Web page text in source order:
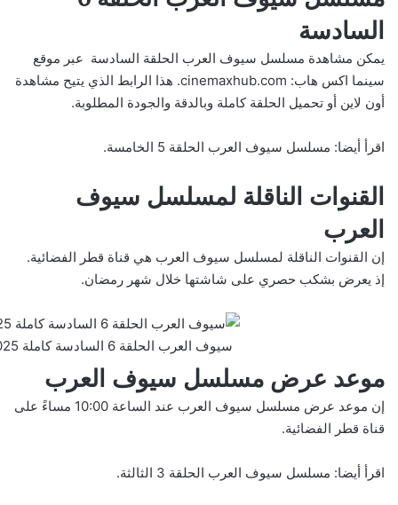
السادسة
يمكن مشاهدة مسلسل سيوف العرب الحلقة السادسة عبر موقع
سينما اكس هاب: cinemaxhub.com. هذا الرابط الذي يتيح مشاهدة
أون لاين أو تحميل الحلقة كاملة وبالدقة والجودة المطلوبة.
اقرأ أيضا: مسلسل سيوف العرب الحلقة 5 الخامسة .
القنوات الناقلة لمسلسل سيوف
العرب
إن القنوات الناقلة لمسلسل سيوف العرب هي قناة قطر الفضائية.
إذ يعرض بشكب حصري على شاشتها خلال شهر رمضان.
سيوف العرب الحلقة 6 السادسة كاملة 2025 بدقة عالية
موعد عرض مسلسل سيوف العرب
إن موعد عرض مسلسل سيوف العرب عند الساعة 10:00 مساءً على
قناة قطر الفضائية.
اقرأ أيضا: مسلسل سيوف العرب الحلقة 3 الثالثة .